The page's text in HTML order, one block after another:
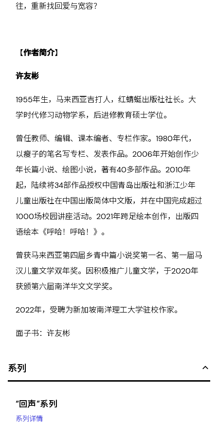
往，重新找回爱与宽容？
【作者简介】
许友彬
1955年生，马来西亚吉打人，红蜻蜓出版社社长。大
学时代修习动物学系，后进修教育硕士学位。
曾任教师、编辑、课本编者、专栏作家。1980年代，
以瘦子的笔名写专栏、发表作品。2006年开始创作少
年长篇小说、绘图小说，著有40多部作品。2010年
起，陆续将34部作品授权中国青岛出版社和浙江少年
儿童出版社在中国出版简体中文版，并在中国完成超过
1000场校园讲座活动。2021年跨足绘本创作，出版四
语绘本《呼哈！呼哈！》。
曾获马来西亚第四届乡青中篇小说奖第一名、第一届马
汉儿童文学双年奖。因积极推广儿童文学，于2020年
获颁第六届南洋华文文学奖。
2022年，受聘为新加坡南洋理工大学驻校作家。
面子书：许友彬
系列
“回声”系列
系列详情